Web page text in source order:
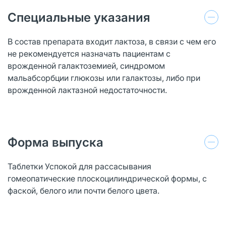
Специальные указания
В состав препарата входит лактоза, в связи с чем его
не рекомендуется назначать пациентам с
врожденной галактоземией, синдромом
мальабсорбции глюкозы или галактозы, либо при
врожденной лактазной недостаточности.
Форма выпуска
Таблетки Успокой для рассасывания
гомеопатические плоскоцилиндрической формы, с
фаской, белого или почти белого цвета.